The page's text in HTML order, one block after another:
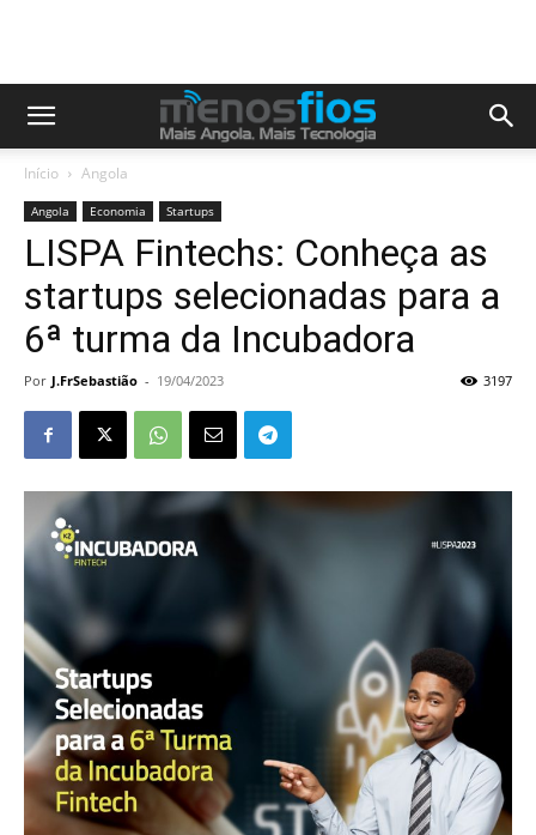
Início Angola
Angola Economia Startups
LISPA Fintechs: Conheça as
startups selecionadas para a
6ª turma da Incubadora
Por J.FrSebastião - 19/04/2023 3197